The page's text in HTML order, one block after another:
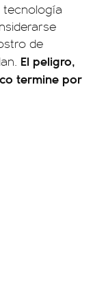
tecnología
de
El peligro,
termine por